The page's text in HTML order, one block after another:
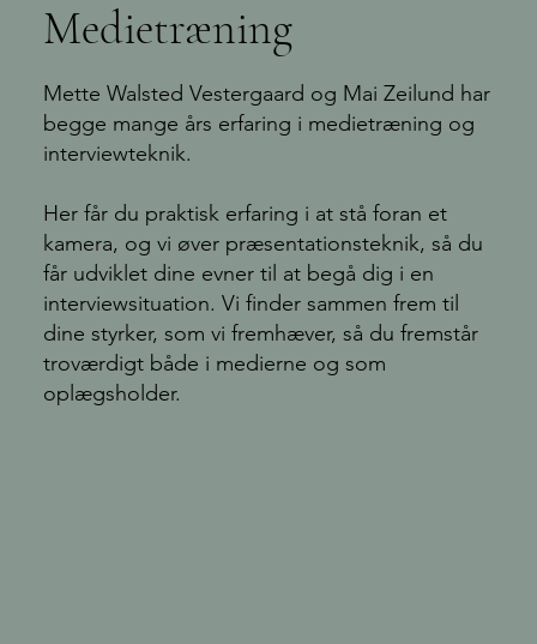
Mette Walsted Vestergaard og Mai Zeilund har
begge mange års erfaring i medietræning og
interviewteknik.
Her får du praktisk erfaring i at stå foran et
kamera, og vi øver præsentationsteknik, så du
får udviklet dine evner til at begå dig i en
interviewsituation. Vi finder sammen frem til
dine styrker, som vi fremhæver, så du fremstår
troværdigt både i medierne og som
oplægsholder.
Medietræning